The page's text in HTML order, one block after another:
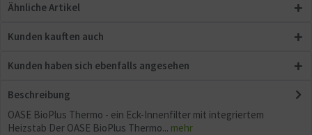
Ähnliche Artikel
Kunden kauften auch
Kunden haben sich ebenfalls angesehen
Beschreibung
OASE BioPlus Thermo - ein Eck-Innenfilter mit integriertem
Heizstab Der OASE BioPlus Thermo... mehr